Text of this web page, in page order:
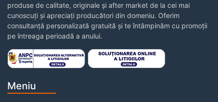
produse de calitate, originale și after market de la cei mai
cunoscuți și apreciați producători din domeniu. Oferim
consultanță personalizată gratuită și te întâmpinăm cu promoții
pe întreaga perioadă a anului.
Meniu